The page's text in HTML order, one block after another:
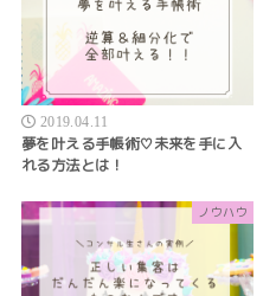
2019.04.11
夢を叶える手帳術♡未来を手に入
れる方法とは！
ノウハウ